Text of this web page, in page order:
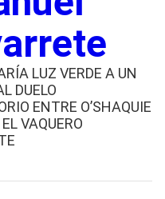
LUZ VERDE A UN
DUELO
ENTRE O’SHAQUIE
VAQUERO